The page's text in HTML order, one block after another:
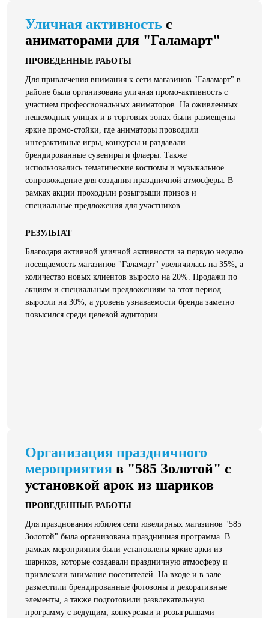
Уличная активность с
аниматорами для "Галамарт"
ПРОВЕДЕННЫЕ РАБОТЫ
Для привлечения внимания к сети магазинов "Галамарт" в
районе была организована уличная промо-активность с
участием профессиональных аниматоров. На оживленных
пешеходных улицах и в торговых зонах были размещены
яркие промо-стойки, где аниматоры проводили
интерактивные игры, конкурсы и раздавали
брендированные сувениры и флаеры. Также
использовались тематические костюмы и музыкальное
сопровождение для создания праздничной атмосферы. В
рамках акции проходили розыгрыши призов и
специальные предложения для участников.
РЕЗУЛЬТАТ
Благодаря активной уличной активности за первую неделю
посещаемость магазинов "Галамарт" увеличилась на 35%, а
количество новых клиентов выросло на 20%. Продажи по
акциям и специальным предложениям за этот период
выросли на 30%, а уровень узнаваемости бренда заметно
повысился среди целевой аудитории.
Организация праздничного
мероприятия в "585 Золотой" с
установкой арок из шариков
ПРОВЕДЕННЫЕ РАБОТЫ
Для празднования юбилея сети ювелирных магазинов "585
Золотой" была организована праздничная программа. В
рамках мероприятия были установлены яркие арки из
шариков, которые создавали праздничную атмосферу и
привлекали внимание посетителей. На входе и в зале
разместили брендированные фотозоны и декоративные
элементы, а также подготовили развлекательную
программу с ведущим, конкурсами и розыгрышами